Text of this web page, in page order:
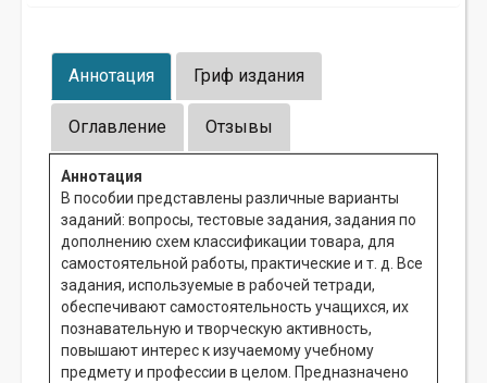
Аннотация Гриф издания
Оглавление Отзывы
Аннотация
В пособии представлены различные варианты
заданий: вопросы, тестовые задания, задания по
дополнению схем классификации товара, для
самостоятельной работы, практические и т. д. Все
задания, используемые в рабочей тетради,
обеспечивают самостоятельность учащихся, их
познавательную и творческую активность,
повышают интерес к изучаемому учебному
предмету и профессии в целом. Предназначено